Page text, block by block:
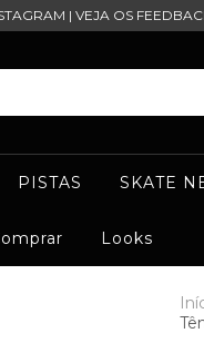
| VEJA OS
PISTAS SKATE
Looks